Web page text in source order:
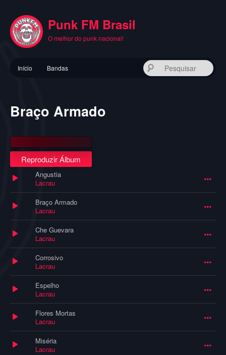
conteúdo
principal
Punk FM Brasil
O melhor do punk nacional!
principal
Início Bandas
Braço Armado
Reproduzir Álbum
Angustia
Lacrau
Braço Armado
Lacrau
Che Guevara
Lacrau
Corrosivo
Lacrau
Espelho
Lacrau
Flores Mortas
Lacrau
Miséria
Lacrau